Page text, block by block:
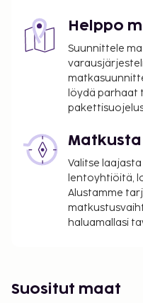
Helppo
Suunnittele
löydä parhaat
Valitse
lentoyhtiöitä,
Alustamme
haluamallasi
Suositut maat